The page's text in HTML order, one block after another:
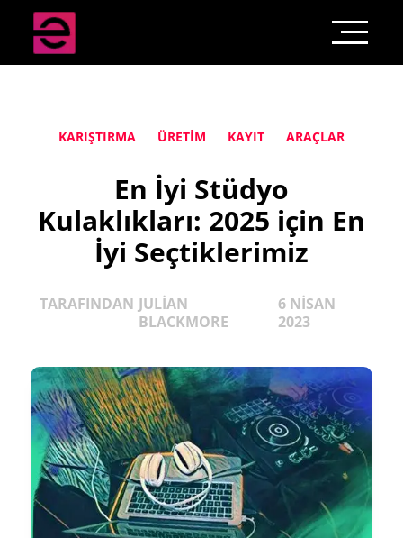
KARIŞTIRMA ÜRETIM KAYIT ARAÇLAR
En İyi Stüdyo
Kulaklıkları: 2025 için En
İyi Seçtiklerimiz
TARAFINDAN JULIAN
BLACKMORE
6 NISAN
2023